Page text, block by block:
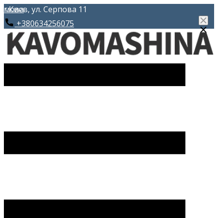
Skip
to
content
мова
г.Киев, ул. Серпова 11
+380634256075